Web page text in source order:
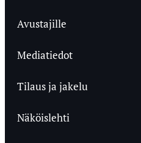
Avustajille
Mediatiedot
Tilaus ja jakelu
Näköislehti